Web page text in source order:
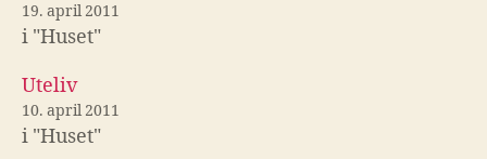
19. april 2011
i "Huset"
Uteliv
10. april 2011
i "Huset"